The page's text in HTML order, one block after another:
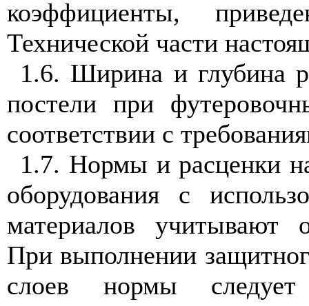
коэффициенты,
Технической части
1.6. Ширина и глубина
постели при
соответствии с
1.7. Нормы и расценки
оборудования с
материалов учитывают
При выполнении
слоев нормы следует